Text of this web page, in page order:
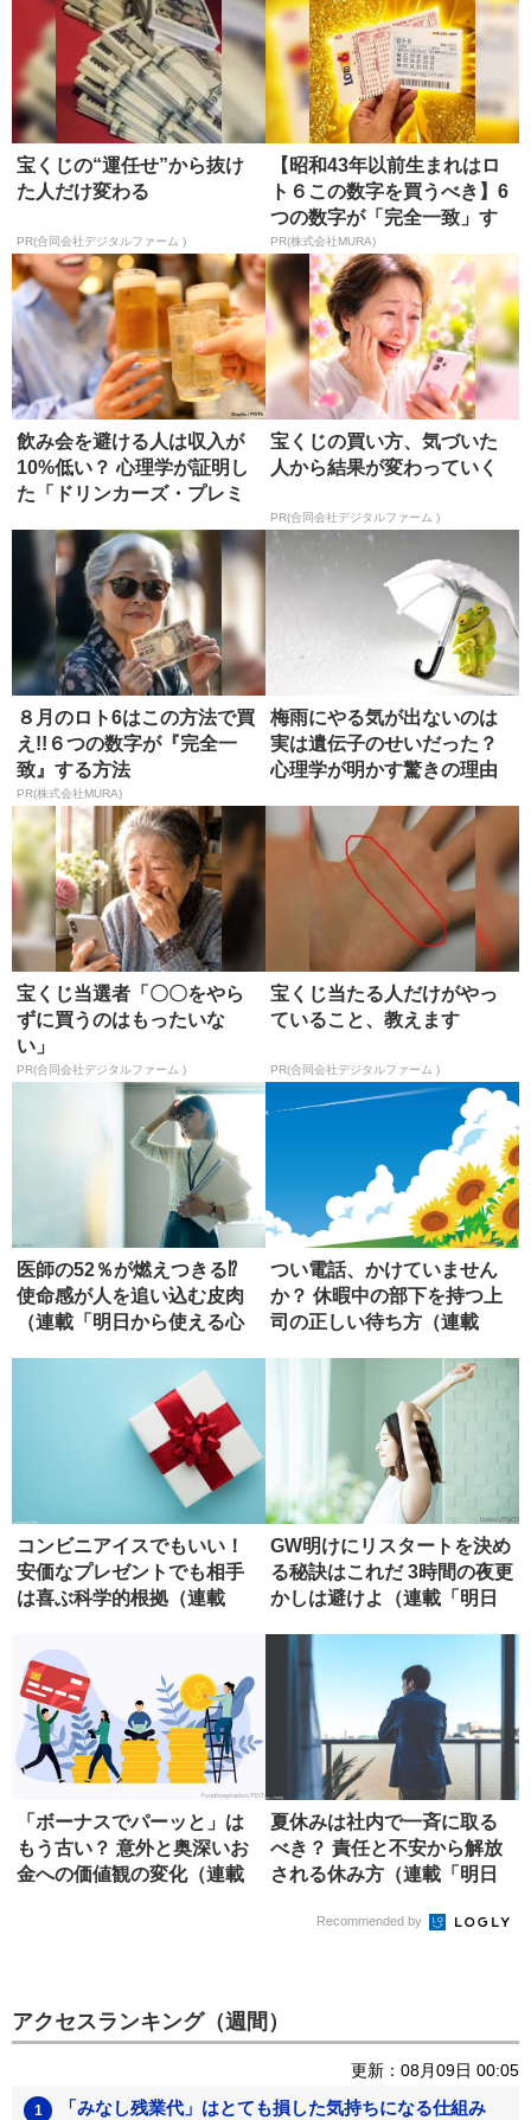
宝くじの“運任せ”から抜け
た人だけ変わる
PR(合同会社デジタルファーム )
【昭和43年以前生まれはロ
ト６この数字を買うべき】6
つの数字が「完全一致」す
る方...
PR(株式会社MURA)
飲み会を避ける人は収入が
10%低い？ 心理学が証明し
た「ドリンカーズ・プレミ
宝くじの買い方、気づいた
人から結果が変わっていく
PR(合同会社デジタルファーム )
８月のロト6はこの方法で買
え!!６つの数字が『完全一
致』する方法
PR(株式会社MURA)
梅雨にやる気が出ないのは
実は遺伝子のせいだった？
心理学が明かす驚きの理由
宝くじ当選者「〇〇をやら
ずに買うのはもったいな
い」
PR(合同会社デジタルファーム )
宝くじ当たる人だけがやっ
ていること、教えます
PR(合同会社デジタルファーム )
医師の52％が燃えつきる⁉
使命感が人を追い込む皮肉
（連載「明日から使える心
つい電話、かけていません
か？ 休暇中の部下を持つ上
司の正しい待ち方（連載
コンビニアイスでもいい！
安価なプレゼントでも相手
は喜ぶ科学的根拠（連載
GW明けにリスタートを決め
る秘訣はこれだ 3時間の夜更
かしは避けよ（連載「明日
「ボーナスでパーッと」は
もう古い？ 意外と奥深いお
金への価値観の変化（連載
夏休みは社内で一斉に取る
べき？ 責任と不安から解放
される休み方（連載「明日
Recommended by
アクセスランキング（週間）
更新：08月09日 00:05
「みなし残業代」はとても損した気持ちになる仕組み